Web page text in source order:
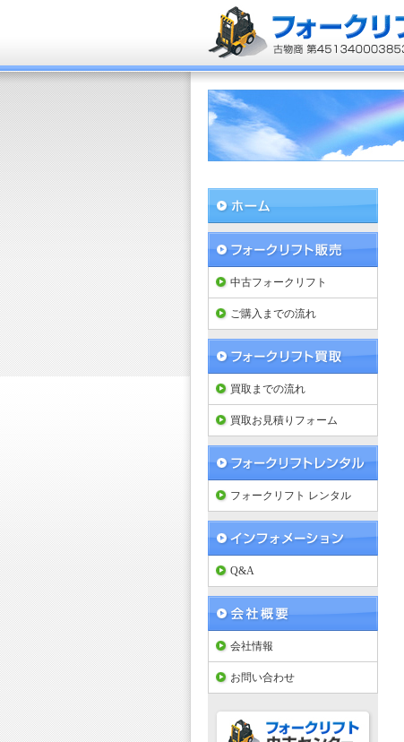
中古フォークリフト
ご購入までの流れ
買取までの流れ
買取お見積りフォーム
フォークリフト レンタル
Q&A
会社情報
お問い合わせ